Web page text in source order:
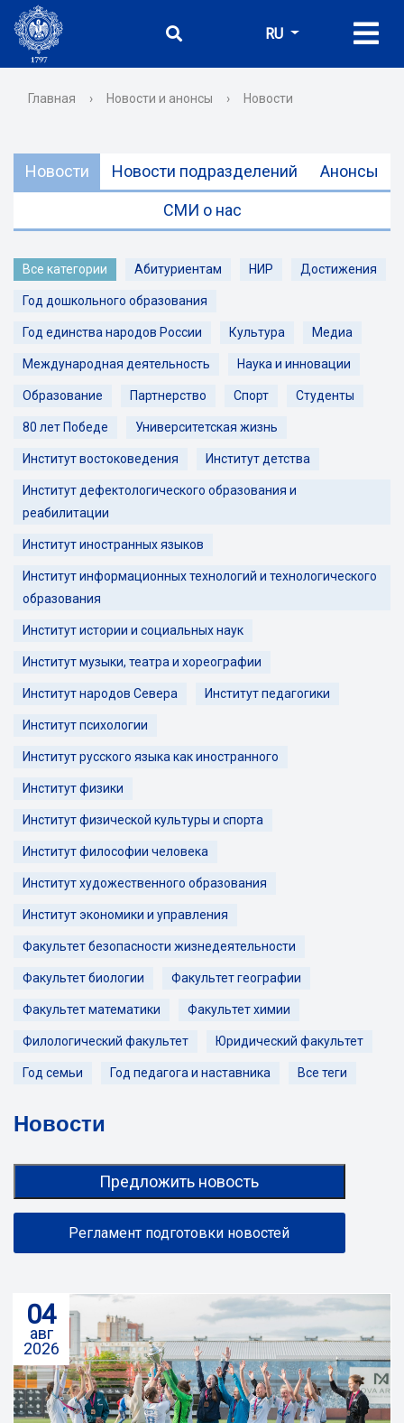
RU
Главная › Новости и анонсы › Новости
Новости Новости подразделений Анонсы
СМИ о нас
Все категории Абитуриентам НИР Достижения
Год дошкольного образования
Год единства народов России Культура Медиа
Международная деятельность Наука и инновации
Образование Партнерство Спорт Студенты
80 лет Победе Университетская жизнь
Институт востоковедения Институт детства
Институт дефектологического образования и
реабилитации
Институт иностранных языков
Институт информационных технологий и технологического
образования
Институт истории и социальных наук
Институт музыки, театра и хореографии
Институт народов Севера Институт педагогики
Институт психологии
Институт русского языка как иностранного
Институт физики
Институт физической культуры и спорта
Институт философии человека
Институт художественного образования
Институт экономики и управления
Факультет безопасности жизнедеятельности
Факультет биологии Факультет географии
Факультет математики Факультет химии
Филологический факультет Юридический факультет
Год семьи Год педагога и наставника Все теги
Новости
04
авг
2026
Предложить новость
Регламент подготовки новостей